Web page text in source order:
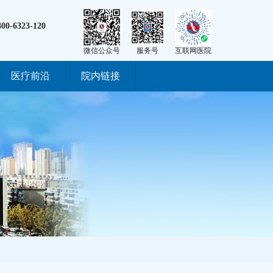
6323-120
互联网医院
服务号
微信公众号
医疗前沿 院内链接